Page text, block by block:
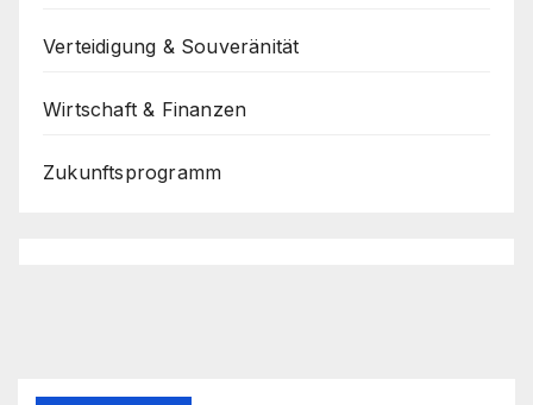
Verteidigung & Souveränität
Wirtschaft & Finanzen
Zukunftsprogramm